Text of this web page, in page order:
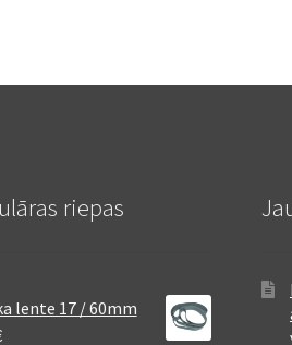
riepas
lente 17 / 60mm